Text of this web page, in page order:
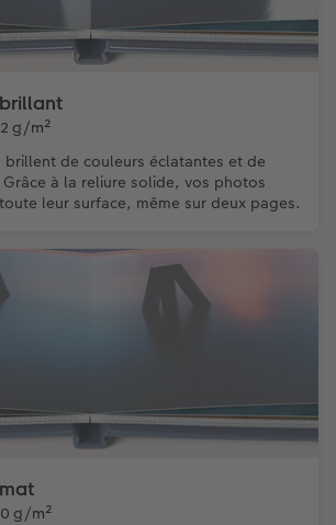
g/m²
brillent de couleurs éclatantes et de
à la reliure solide, vos photos
leur surface, même sur deux pages.
g/m²